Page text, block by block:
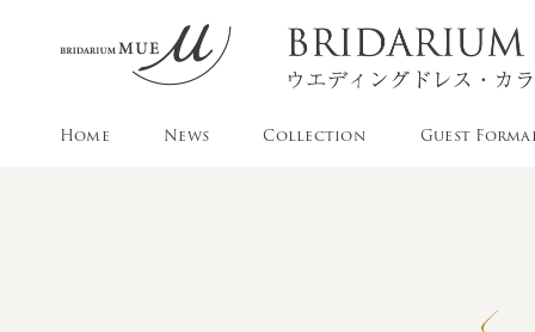
Home News Collection Guest